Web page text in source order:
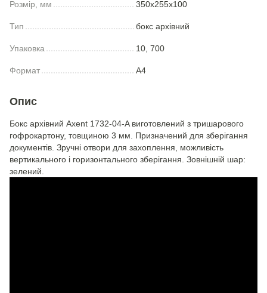
Розмір, мм 350x255x100
Тип бокс архівний
Упаковка 10, 700
Формат A4
Опис
Бокс архівний Axent 1732-04-A виготовлений з тришарового
гофрокартону, товщиною 3 мм. Призначений для зберігання
документів. Зручні отвори для захоплення, можливість
вертикального і горизонтального зберігання. Зовнішній шар:
зелений.